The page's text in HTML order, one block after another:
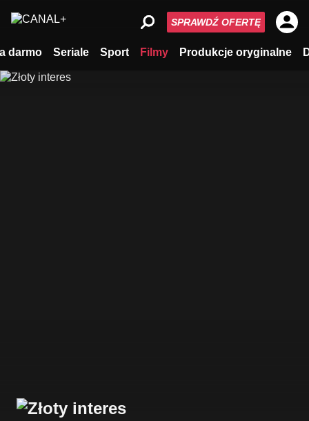
darmo Seriale Sport Filmy Produkcje oryginalne
SPRAWDŹ OFERTĘ